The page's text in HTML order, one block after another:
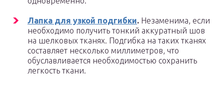
Лапка для узкой подгибки. Незаменима, если
необходимо получить тонкий аккуратный шов
на шелковых тканях. Подгибка на таких тканях
составляет несколько миллиметров, что
обуславливается необходимостью сохранить
легкость ткани.